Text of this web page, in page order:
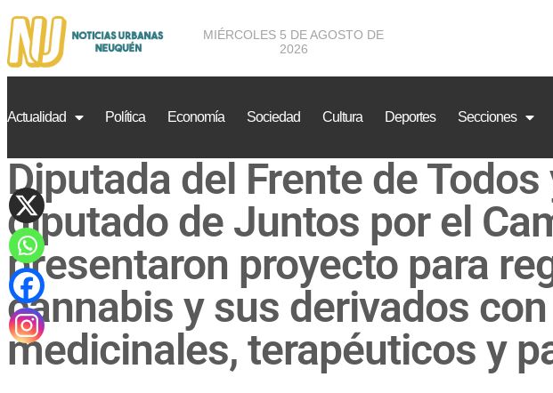
MIÉRCOLES 5 DE AGOSTO DE
2026
Actualidad Política Economía Sociedad Cultura Deportes Secciones
Diputada del Frente de Todos
diputado de Juntos por el
presentaron proyecto para
cannabis y sus derivados
medicinales, terapéuticos y